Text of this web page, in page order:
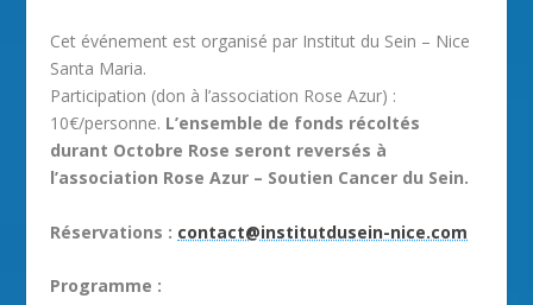
Cet événement est organisé par Institut du Sein – Nice
Santa Maria.
Participation (don à l’association Rose Azur) :
10€/personne. L’ensemble de fonds récoltés
durant Octobre Rose seront reversés à
l’association Rose Azur – Soutien Cancer du Sein.
Réservations : contact@institutdusein-nice.com
Programme :